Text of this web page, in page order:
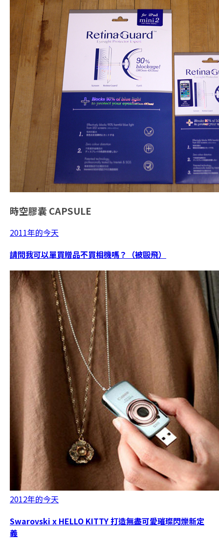
時空膠囊 CAPSULE
2011年的今天
請問我可以單買贈品不買相機嗎？（被毆飛）
2012年的今天
Swarovski x HELLO KITTY 打造無盡可愛璀璨閃爍新定
義